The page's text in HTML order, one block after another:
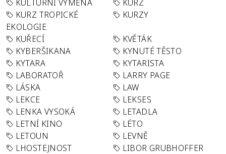
KULTURNÍ VÝMĚNA
KURZ
KURZ TROPICKÉ
EKOLOGIE
KURZY
KUŘECÍ
KVĚTÁK
KYBERŠIKANA
KYNUTÉ TĚSTO
KYTARA
KYTARISTA
LABORATOŘ
LARRY PAGE
LÁSKA
LAW
LEKCE
LEKSES
LENKA VYSOKÁ
LETADLA
LETNÍ KINO
LÉTO
LETOUN
LEVNĚ
LHOSTEJNOST
LIBOR GRUBHOFFER